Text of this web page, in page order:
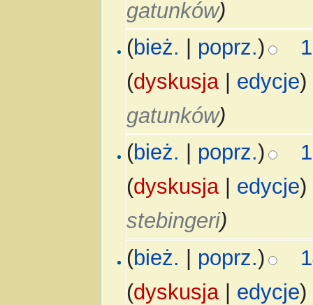
gatunków)
(bież. poprz.)
(dyskusja| edycje)
gatunków)
(bież. poprz.)
(dyskusja| edycje)
stebingeri)
(bież. | poprz.)
(dyskusja| edycje)